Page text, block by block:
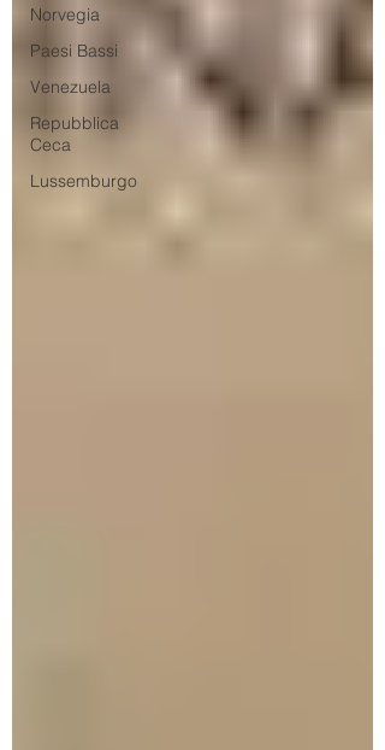
Norvegia
Paesi Bassi
Venezuela
Repubblica
Ceca
Lussemburgo